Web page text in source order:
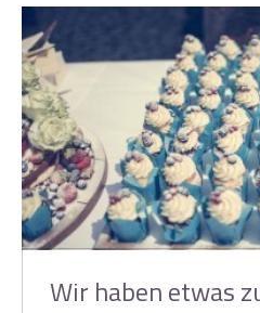
Wir haben etwas